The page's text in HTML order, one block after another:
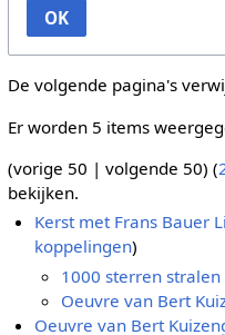
OK
De volgende pagina's
Er worden 5 items
(vorige 50 | volgende 50) (
bekijken.
Kerst met Frans Bauer
koppelingen)
1000 sterren stralen
Oeuvre van Bert
Oeuvre van Bert